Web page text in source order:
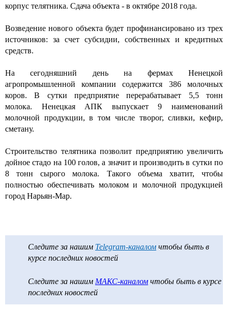
корпус телятника. Сдача объекта - в октябре 2018 года.
Возведение нового объекта будет профинансировано из трех
источников: за счет субсидии, собственных и кредитных
средств.
На сегодняшний день на фермах Ненецкой
агропромышленной компании содержится 386 молочных
коров. В сутки предприятие перерабатывает 5,5 тонн
молока. Ненецкая АПК выпускает 9 наименований
молочной продукции, в том числе творог, сливки, кефир,
сметану.
Строительство телятника позволит предприятию увеличить
дойное стадо на 100 голов, а значит и производить в сутки по
8 тонн сырого молока. Такого объема хватит, чтобы
полностью обеспечивать молоком и молочной продукцией
город Нарьян-Мар.
Следите за нашим Telegram-каналом чтобы быть в
курсе последних новостей
Следите за нашим МАКС-каналом чтобы быть в курсе
последних новостей